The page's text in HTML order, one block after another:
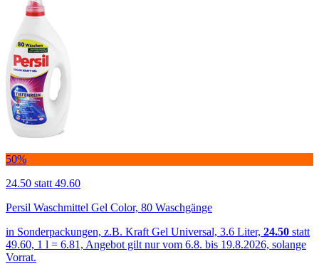
50%
24.50 statt 49.60
Persil Waschmittel Gel Color, 80 Waschgänge
in Sonderpackungen, z.B. Kraft Gel Universal, 3.6 Liter, 24.50 statt
49.60, 1 l = 6.81, Angebot gilt nur vom 6.8. bis 19.8.2026, solange
Vorrat.